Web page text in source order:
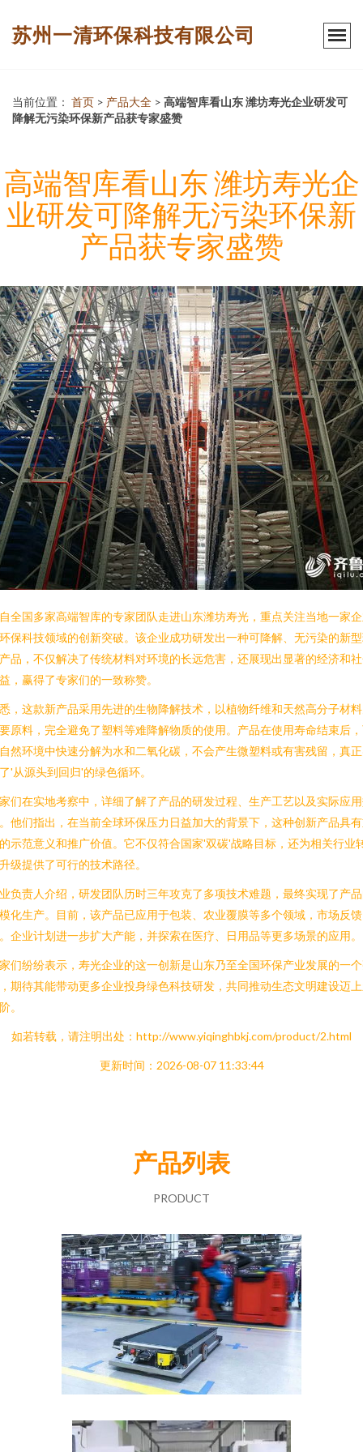
苏州一清环保科技有限公司
当前位置： 首页 > 产品大全 > 高端智库看山东 潍坊寿光企业研发可
降解无污染环保新产品获专家盛赞
高端智库看山东 潍坊寿光企
业研发可降解无污染环保新
产品获专家盛赞
全国多家高端智库的专家团队走进山东潍坊寿光，重点关注当地一家
保科技领域的创新突破。该企业成功研发出一种可降解、无污染的新
品，不仅解决了传统材料对环境的长远危害，还展现出显著的经济和
，赢得了专家们的一致称赞。
，这款新产品采用先进的生物降解技术，以植物纤维和天然高分子材
原料，完全避免了塑料等难降解物质的使用。产品在使用寿命结束后
然环境中快速分解为水和二氧化碳，不会产生微塑料或有害残留，真
'从源头到回归'的绿色循环。
们在实地考察中，详细了解了产品的研发过程、生产工艺以及实际应
他们指出，在当前全球环保压力日益加大的背景下，这种创新产品具
示范意义和推广价值。它不仅符合国家'双碳'战略目标，还为相关行业
级提供了可行的技术路径。
负责人介绍，研发团队历时三年攻克了多项技术难题，最终实现了产
化生产。目前，该产品已应用于包装、农业覆膜等多个领域，市场反
企业计划进一步扩大产能，并探索在医疗、日用品等更多场景的应用。
们纷纷表示，寿光企业的这一创新是山东乃至全国环保产业发展的一
期待其能带动更多企业投身绿色科技研发，共同推动生态文明建设迈
。
如若转载，请注明出处：http://www.yiqinghbkj.com/product/2.html
更新时间：2026-08-07 11:33:44
产品列表
PRODUCT